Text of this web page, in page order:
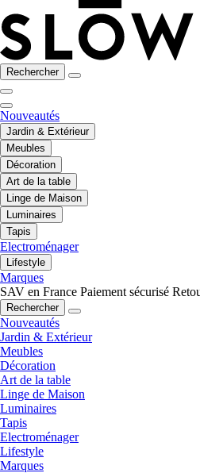
Rechercher
Nouveautés
Jardin & Extérieur
Meubles
Décoration
Art de la table
Linge de Maison
Luminaires
Tapis
Electroménager
Lifestyle
Marques
SAV en France Paiement sécurisé
Rechercher
Nouveautés
Jardin & Extérieur
Meubles
Décoration
Art de la table
Linge de Maison
Luminaires
Tapis
Electroménager
Lifestyle
Marques